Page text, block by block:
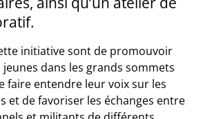
initiative sont de promouvoir
jeunes dans les grands sommets
faire entendre leur voix sur les
et de favoriser les échanges entre